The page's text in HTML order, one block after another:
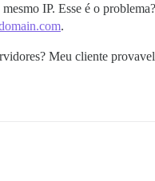
IP. Esse é o
.
Meu cliente